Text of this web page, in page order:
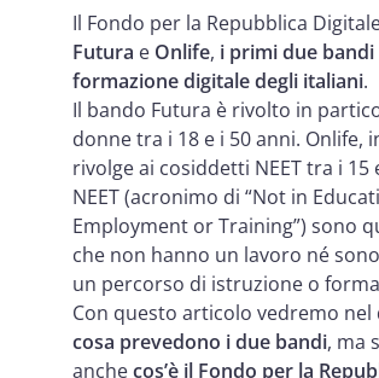
Onlife, cosa prevede il
competenze digitali dei
Indice DESI 2022, Italia tra le
per competenze digitali
Il Fondo per la Repubblica
Futura e Onlife, i primi due bandi
formazione digitale degli italiani.
Il bando Futura è rivolto in
donne tra i 18 e i 50 anni. Onlife,
rivolge ai cosiddetti NEET tra i 15
NEET (acronimo di “Not in
Employment or Training”) sono
che non hanno un lavoro né
un percorso di istruzione o
Con questo articolo vedremo nel
cosa prevedono i due bandi, ma
anchecos’è il Fondo per la